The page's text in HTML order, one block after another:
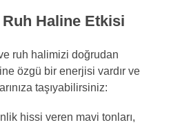
Haline Etkisi
ruh halimizi doğrudan
özgü bir enerjisi vardır ve
taşıyabilirsiniz:
hissi veren mavi tonları,